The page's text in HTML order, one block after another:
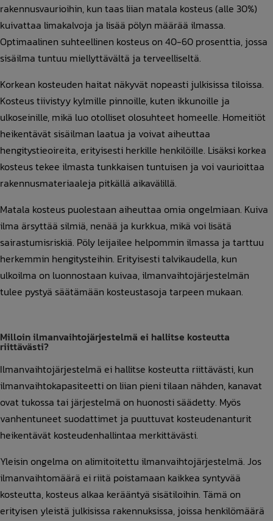
rakennusvaurioihin, kun taas liian matala kosteus (alle 30%)
kuivattaa limakalvoja ja lisää pölyn määrää ilmassa.
Optimaalinen suhteellinen kosteus on 40-60 prosenttia, jossa
sisäilma tuntuu miellyttävältä ja terveelliseltä.
Korkean kosteuden haitat näkyvät nopeasti julkisissa tiloissa.
Kosteus tiivistyy kylmille pinnoille, kuten ikkunoille ja
ulkoseinille, mikä luo otolliset olosuhteet homeelle. Homeitiöt
heikentävät sisäilman laatua ja voivat aiheuttaa
hengitystieoireita, erityisesti herkille henkilöille. Lisäksi korkea
kosteus tekee ilmasta tunkkaisen tuntuisen ja voi vaurioittaa
rakennusmateriaaleja pitkällä aikavälillä.
Matala kosteus puolestaan aiheuttaa omia ongelmiaan. Kuiva
ilma ärsyttää silmiä, nenää ja kurkkua, mikä voi lisätä
sairastumisriskiä. Pöly leijailee helpommin ilmassa ja tarttuu
herkemmin hengitysteihin. Erityisesti talvikaudella, kun
ulkoilma on luonnostaan kuivaa, ilmanvaihtojärjestelmän
tulee pystyä säätämään kosteustasoja tarpeen mukaan.
Milloin ilmanvaihtojärjestelmä ei hallitse kosteutta
riittävästi?
Ilmanvaihtojärjestelmä ei hallitse kosteutta riittävästi, kun
ilmanvaihtokapasiteetti on liian pieni tilaan nähden, kanavat
ovat tukossa tai järjestelmä on huonosti säädetty. Myös
vanhentuneet suodattimet ja puuttuvat kosteudenanturit
heikentävät kosteudenhallintaa merkittävästi.
Yleisin ongelma on alimitoitettu ilmanvaihtojärjestelmä. Jos
ilmanvaihtomäärä ei riitä poistamaan kaikkea syntyvää
kosteutta, kosteus alkaa kerääntyä sisätiloihin. Tämä on
erityisen yleistä julkisissa rakennuksissa, joissa henkilömäärä